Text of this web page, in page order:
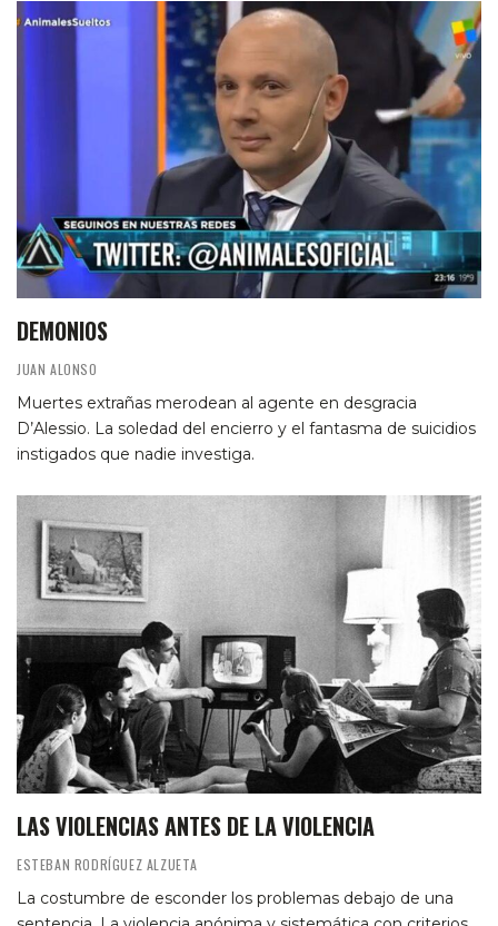
DEMONIOS
JUAN ALONSO
Muertes extrañas merodean al agente en desgracia
D’Alessio. La soledad del encierro y el fantasma de suicidios
instigados que nadie investiga.
LAS VIOLENCIAS ANTES DE LA VIOLENCIA
ESTEBAN RODRÍGUEZ ALZUETA
La costumbre de esconder los problemas debajo de una